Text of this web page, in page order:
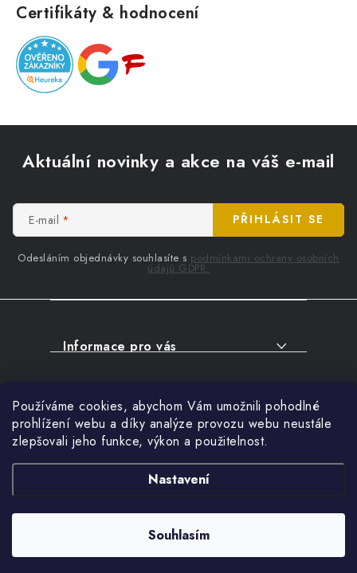
Používáme cookies, abychom Vám umožnili pohodlné
prohlížení webu a díky analýze provozu webu neustále
zlepšovali jeho funkce, výkon a použitelnost.
Nastavení
Souhlasím
Certifikáty & hodnocení
Aktuální novinky a akce na váš e-mail
E-mail
Odesláním objednávky souhlasíte s podmínkami ochrany osobních
údajů GDPR.
PŘIHLÁSIT SE
Informace pro vás
SERVIS
FIRMY, ŠKOLY, PARTNEŘI
ARTHAS MAGAZÍN
Facebook
Přihlášení
Heslo
0KS /0 KČ
ARTHAS.CZ . Všechna práva vyhrazena.